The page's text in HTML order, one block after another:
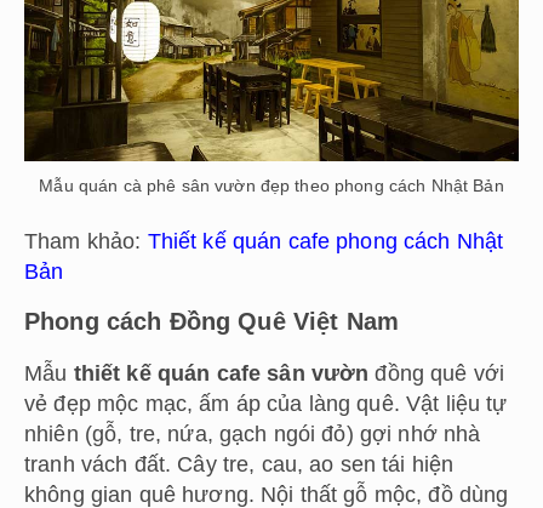
Mẫu quán cà phê sân vườn đẹp theo phong cách Nhật Bản
Tham khảo: Thiết kế quán cafe phong cách Nhật
Bản
Phong cách Đồng Quê Việt Nam
Mẫu thiết kế quán cafe sân vườn đồng quê với
vẻ đẹp mộc mạc, ấm áp của làng quê. Vật liệu tự
nhiên (gỗ, tre, nứa, gạch ngói đỏ) gợi nhớ nhà
tranh vách đất. Cây tre, cau, ao sen tái hiện
không gian quê hương. Nội thất gỗ mộc, đồ dùng